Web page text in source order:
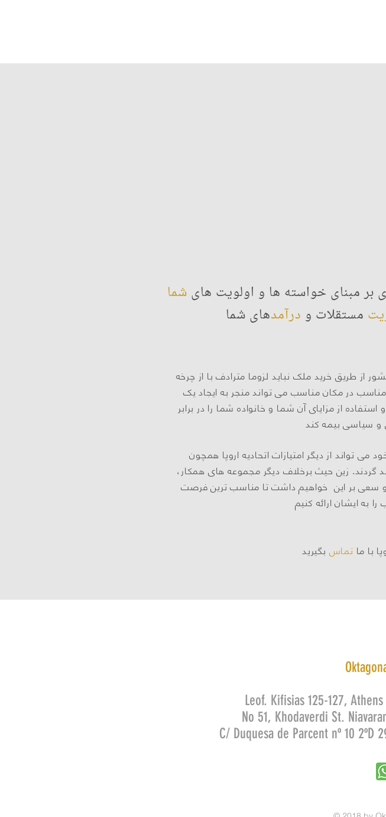
مبنای خواسته ها و اولویت های شما
مستقلات و درآمدهای شما
از طریق خرید ملک نباید لزوما مترادف با از چرخه
در مکان مناسب می تواند منجر به ایجاد یک
از مزایای آن شما و خانواده شما را در برابر
و سیاسی بیمه کند
می تواند از دیگر امتیازات اتحادیه اروپا همچون
گردند. زین حیث برخلاف دیگر مجموعه های همکار،
و سعی بر این خواهیم داشت تا مناسب ترین فرصت
به ایشان ارائه کنیم
با ما تماس بگیرید
Leof. Kifisias 125-127,
No 51, Khodaverdi St.
C/ Duquesa de Parcent nº 10 2ºD